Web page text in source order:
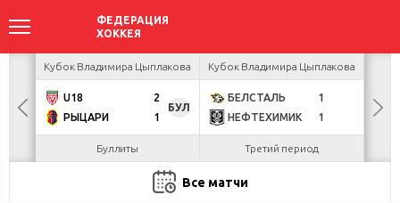
Кубок Владимира Цыплакова
U18
2
РЫЦАРИ
1
БУЛ
Буллиты
Кубок Владимира Цыплакова
БЕЛСТАЛЬ
1
НЕФТЕХИМИК
1
Третий период
Все матчи